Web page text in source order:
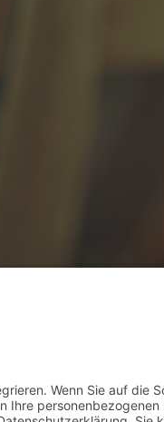
Impressum|